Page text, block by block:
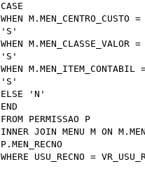
CASE
WHEN
'S'
WHEN M.MEN_CLASSE_VALOR
'S'
WHEN
'S'
ELSE 'N'
END
FROM PERMISSAO P
INNER JOIN MENU M ON
P.MEN_RECNO
WHERE USU_RECNO =